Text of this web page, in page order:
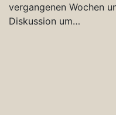
vergangenen Wochen
Diskussion um…